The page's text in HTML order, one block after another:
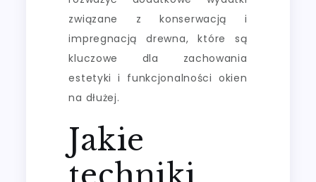
związane z konserwacją i
impregnacją drewna, które są
kluczowe dla zachowania
estetyki i funkcjonalności okien
na dłużej.
Jakie